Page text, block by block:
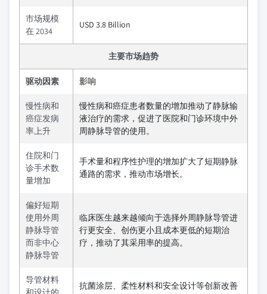
市场规模
在 2034
USD 3.8 Billion
主要市场趋势
驱动因素 影响
慢性病和
癌症发病
率上升
慢性病和癌症患者数量的增加推动了静脉输
液治疗的需求，促进了医院和门诊环境中外
周静脉导管的使用。
住院和门
诊手术数
量增加
手术量和程序性护理的增加扩大了短期静脉
通路的需求，推动市场增长。
偏好短期
使用外周
静脉导管
而非中心
静脉导管
临床医生越来越倾向于选择外周静脉导管进
行更安全、创伤更小且成本更低的短期治
疗，推动了其采用率的提高。
导管材料
抗菌涂层、柔性材料和安全设计等创新改善